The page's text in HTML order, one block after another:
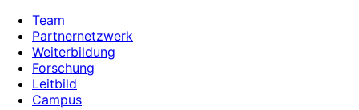
Team
Partnernetzwerk
Weiterbildung
Forschung
Leitbild
Campus